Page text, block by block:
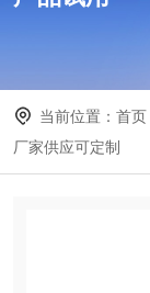
当前位置： 首页
厂家供应可定制